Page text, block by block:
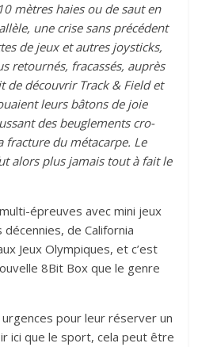
mètres haies ou de saut en
une crise sans précédent
de jeux et autres joysticks,
retournés, fracassés, auprès
de découvrir Track & Field et
leurs bâtons de joie
des beuglements cro-
fracture du métacarpe. Le
alors plus jamais tout à fait le
épreuves avec mini jeux
de California
Jeux Olympiques, et c’est
8Bit Box que le genre
urgences pour leur réserver un
ici que le sport, cela peut être